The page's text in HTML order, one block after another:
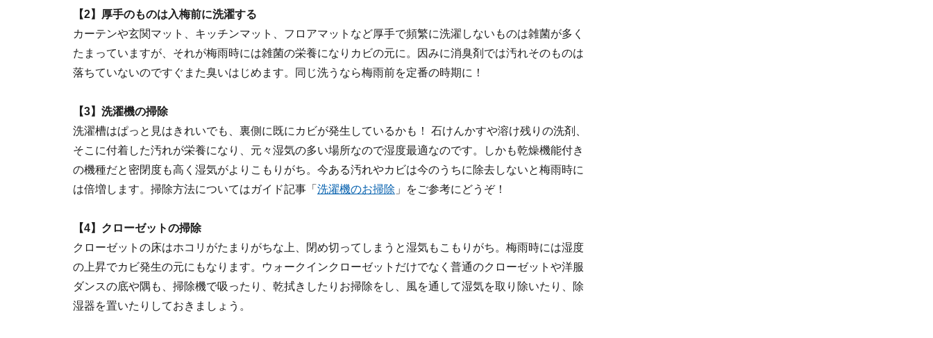
【2】厚手のものは入梅前に洗濯する
カーテンや玄関マット、キッチンマット、フロアマットなど厚手で頻繁に洗濯しないものは雑菌が多く
たまっていますが、それが梅雨時には雑菌の栄養になりカビの元に。因みに消臭剤では汚れそのものは
落ちていないのですぐまた臭いはじめます。同じ洗うなら梅雨前を定番の時期に！
【3】洗濯機の掃除
洗濯槽はぱっと見はきれいでも、裏側に既にカビが発生しているかも！ 石けんかすや溶け残りの洗剤、
そこに付着した汚れが栄養になり、元々湿気の多い場所なので湿度最適なのです。しかも乾燥機能付き
の機種だと密閉度も高く湿気がよりこもりがち。今ある汚れやカビは今のうちに除去しないと梅雨時に
は倍増します。掃除方法についてはガイド記事「 洗濯機のお掃除 」をご参考にどうぞ！
【4】クローゼットの掃除
クローゼットの床はホコリがたまりがちな上、閉め切ってしまうと湿気もこもりがち。梅雨時には湿度
の上昇でカビ発生の元にもなります。ウォークインクローゼットだけでなく普通のクローゼットや洋服
ダンスの底や隅も、掃除機で吸ったり、乾拭きしたりお掃除をし、風を通して湿気を取り除いたり、除
湿器を置いたりしておきましょう。